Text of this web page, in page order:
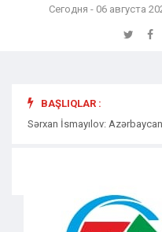
Сегодня - 06 августа
BAŞLIQLAR :
Sərxan İsmayılov: Azərbaycan